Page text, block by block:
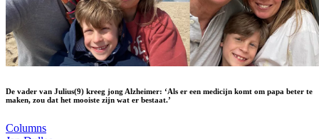
De vader van Julius(9) kreeg jong Alzheimer: ‘Als er een medicijn komt om papa beter te
maken, zou dat het mooiste zijn wat er bestaat.’
Columns